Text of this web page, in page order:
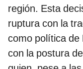
región. Esta
ruptura con la
como política de
con la postura